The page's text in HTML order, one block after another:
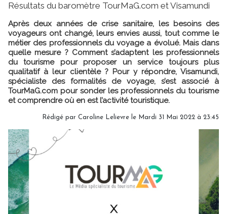
Résultats du baromètre TourMaG.com et Visamundi
Après deux années de crise sanitaire, les besoins des
voyageurs ont changé, leurs envies aussi, tout comme le
métier des professionnels du voyage a évolué. Mais dans
quelle mesure ? Comment s’adaptent les professionnels
du tourisme pour proposer un service toujours plus
qualitatif à leur clientèle ? Pour y répondre, Visamundi,
spécialiste des formalités de voyage, s’est associé à
TourMaG.com pour sonder les professionnels du tourisme
et comprendre où en est l’activité touristique.
Rédigé par Caroline Lelievre le Mardi 31 Mai 2022 à 23:45